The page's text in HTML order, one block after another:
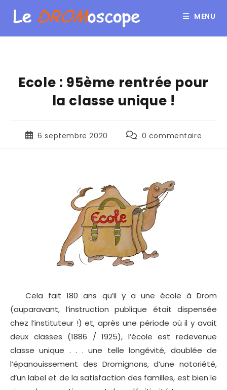
MENU
Ecole : 95ème rentrée pour
la classe unique !
6 septembre 2020 0 commentaire
Cela fait 180 ans qu’il y a une école à Drom
(auparavant, l’instruction publique était dispensée
chez l’instituteur !) et, après une période où il y avait
deux classes (1886 / 1925), l’école est redevenue
classe unique . . . une telle longévité, doublée de
l’épanouissement des Dromignons, d’une notoriété,
d’un label et de la satisfaction des familles, est bien le